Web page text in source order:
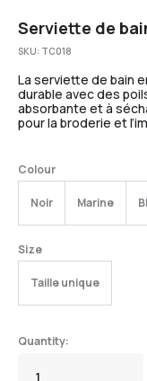
Serviette de
SKU: TC018
La serviette de bain
durable avec des
absorbante et à
pour la broderie et
Colour
Noir Marine
Size
Taille unique